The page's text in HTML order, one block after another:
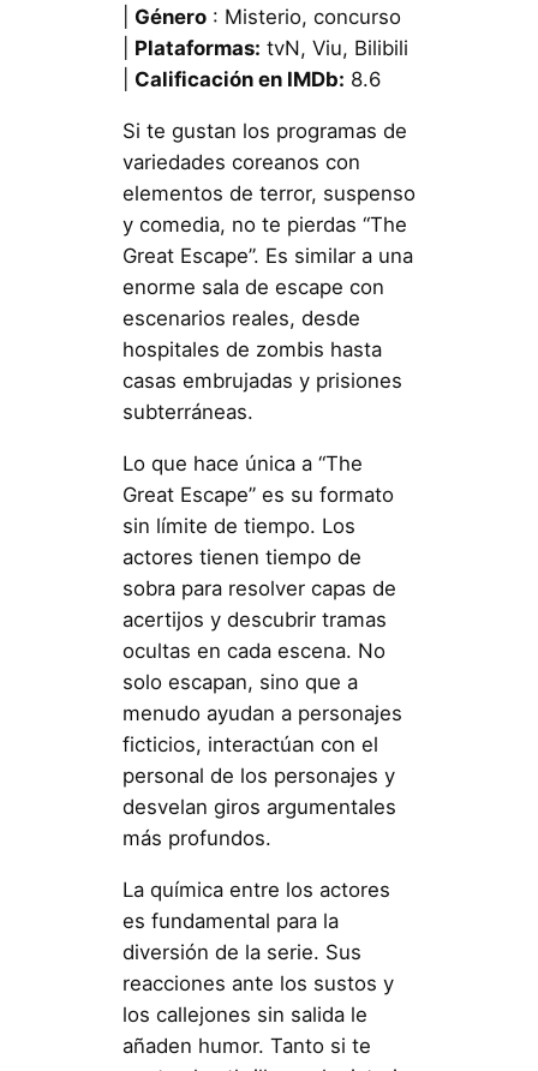
Género: Misterio, concurso
Plataformas: tvN, Viu, Bilibili
Calificación en IMDb: 8.6
Si te gustan los programas de
variedades coreanos con
elementos de terror, suspenso
y comedia, no te pierdas “The
Great Escape”. Es similar a una
enorme sala de escape con
escenarios reales, desde
hospitales de zombis hasta
casas embrujadas y prisiones
subterráneas.
Lo que hace única a “The
Great Escape” es su formato
sin límite de tiempo. Los
actores tienen tiempo de
sobra para resolver capas de
acertijos y descubrir tramas
ocultas en cada escena. No
solo escapan, sino que a
menudo ayudan a personajes
ficticios, interactúan con el
personal de los personajes y
desvelan giros argumentales
más profundos.
La química entre los actores
es fundamental para la
diversión de la serie. Sus
reacciones ante los sustos y
los callejones sin salida le
añaden humor. Tanto si te